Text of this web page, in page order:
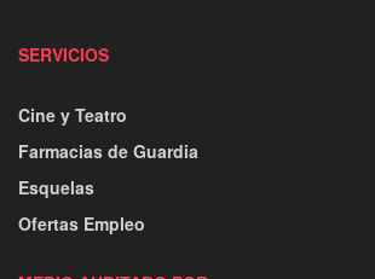
SERVICIOS
Cine y Teatro
Farmacias de Guardia
Esquelas
Ofertas Empleo